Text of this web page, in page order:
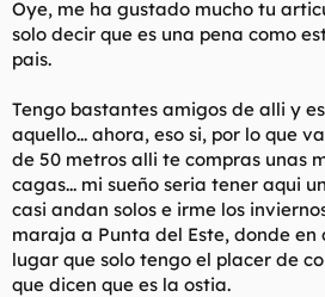
d
e
l
e
m
a
c
Oye, me ha gustado mucho tu
solo decir que es una pena como
pais.
Tengo bastantes amigos de alli y
aquello... ahora, eso si, por lo que
de 50 metros alli te compras unas
cagas... mi sueño seria tener aqui
casi andan solos e irme los
maraja a Punta del Este, donde en
lugar que solo tengo el placer de
que dicen que es la ostia.